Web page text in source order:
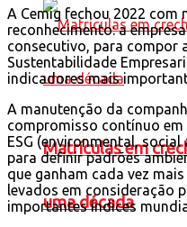
Matrículas em
uma década
A Cemig fechou 2022 com
reconhecimento: a
consecutivo, para compor
Sustentabilidade
indicadores mais
A manutenção da
compromisso contínuo
ESG (environmental,
para definir padrões
que ganham cada vez
levados em consideração
importantes índices